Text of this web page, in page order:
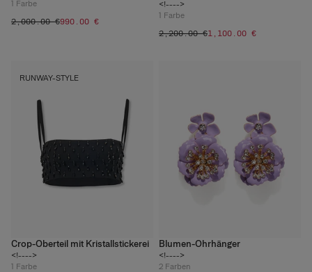
1 Farbe
‌2,000.00 €‌990.00 €
<!---->
1 Farbe
‌2,200.00 €‌1,100.00 €
RUNWAY-STYLE
Crop-Oberteil mit Kristallstickerei
<!---->
1 Farbe
Blumen-Ohrhänger
<!---->
2 Farben